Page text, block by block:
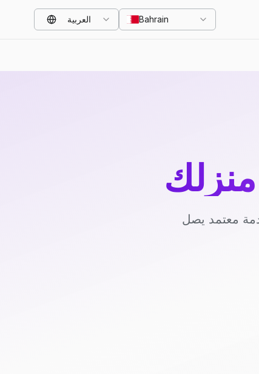
Bahrain العربية
منزلك
معتمد يصل